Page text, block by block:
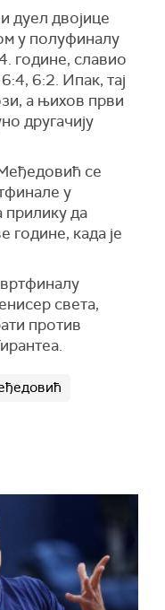
дуел двојице
у полуфиналу
године, славио
6:2. Ипак, тај
а њихов први
другачију
се
у
прилику да
године, када је
света,
против